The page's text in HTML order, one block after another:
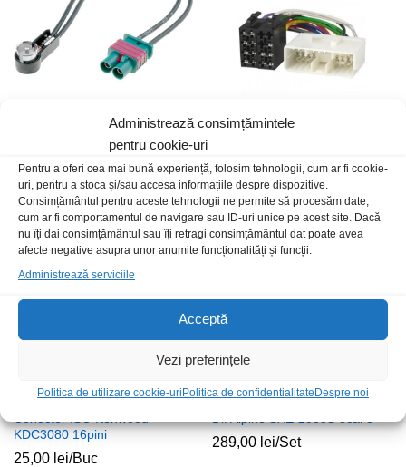
Administrează consimțămintele
pentru cookie-uri
Pentru a oferi cea mai bună experiență, folosim tehnologii, cum ar fi cookie-
uri, pentru a stoca și/sau accesa informațiile despre dispozitive.
Consimțământul pentru aceste tehnologii ne permite să procesăm date,
cum ar fi comportamentul de navigare sau ID-uri unice pe acest site. Dacă
nu îți dai consimțământul sau îți retragi consimțământul dat poate avea
afecte negative asupra unor anumite funcționalități și funcții.
Administrează serviciile
Acceptă
Vezi preferințele
Politica de utilizare cookie-uriPolitica de confidentialitateDespre noi
Adapt ant Fakra dublu-ISO m-t
49,00 lei /Buc 30,00 /Buc
KDC3080 16pini
25,00 lei/Buc
289,00 lei/Set